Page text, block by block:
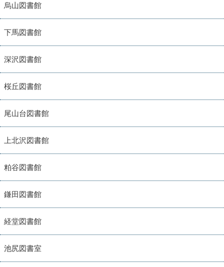
烏山図書館
下馬図書館
深沢図書館
桜丘図書館
尾山台図書館
上北沢図書館
粕谷図書館
鎌田図書館
経堂図書館
池尻図書室